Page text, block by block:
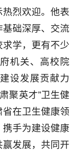
烈欢迎。他表
础深厚、交流
学，更有不少
机关、高校院
设发展贡献力
聚英才”卫生健
在卫生健康领
手为建设健康
发展，共同开